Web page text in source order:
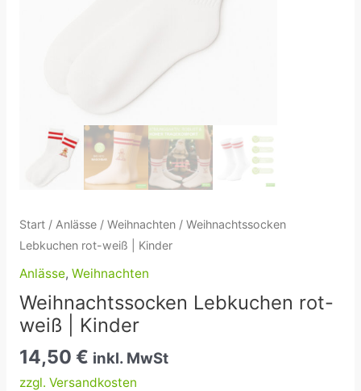
Start/ Anlässe/ Weihnachten/ Weihnachtssocken
Lebkuchen rot-weiß | Kinder
Anlässe, Weihnachten
Weihnachtssocken Lebkuchen rot-
weiß | Kinder
14,50 € inkl. MwSt
zzgl. Versandkosten